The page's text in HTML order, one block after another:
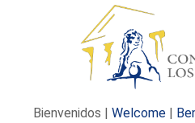
Bienvenidos | Welcome |